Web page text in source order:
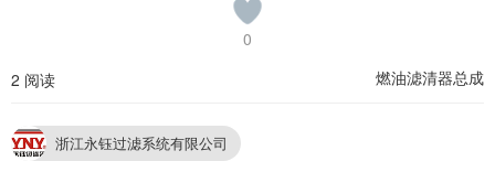
0
2 阅读
燃油滤清器总成
浙江永钰过滤系统有限公司